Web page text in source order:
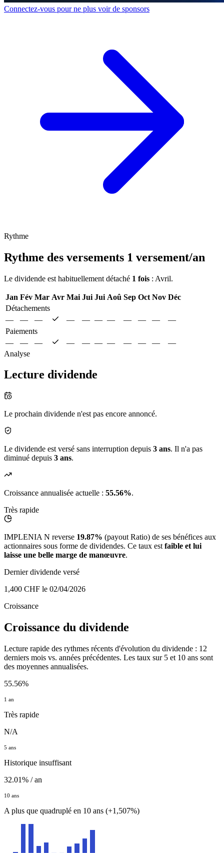
Connectez-vous pour ne plus voir de sponsors
Rythme
Rythme des versements 1 versement/an
Le dividende est habituellement détaché 1 fois : Avril.
Jan Fév Mar Avr Mai Jui Jui Aoû Sep Oct Nov Déc
Détachements
—
— — — — — — — — —
—
Paiements
—
— — — — — — — — —
—
Analyse
Lecture dividende
Le prochain dividende n'est pas encore annoncé.
Le dividende est versé sans interruption depuis 3 ans. Il n'a pas
diminué depuis 3 ans.
Croissance annualisée actuelle : 55.56%.
Très rapide
IMPLENIA N reverse 19.87% (payout Ratio) de ses bénéfices aux
actionnaires sous forme de dividendes. Ce taux est faible et lui
laisse une belle marge de manœuvre.
Dernier dividende versé
1,400 CHF le 02/04/2026
Croissance
Croissance du dividende
Lecture rapide des rythmes récents d'évolution du dividende : 12
derniers mois vs. années précédentes. Les taux sur 5 et 10 ans sont
des moyennes annualisées.
55.56%
1 an
Très rapide
N/A
5 ans
Historique insuffisant
32.01% / an
10 ans
A plus que quadruplé en 10 ans (+1,507%)